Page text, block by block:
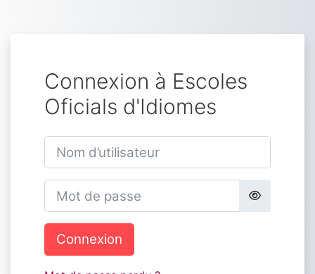
Connexion à Escoles
Oficials d'Idiomes
Nom d’utilisateur
Mot de passe
Connexion